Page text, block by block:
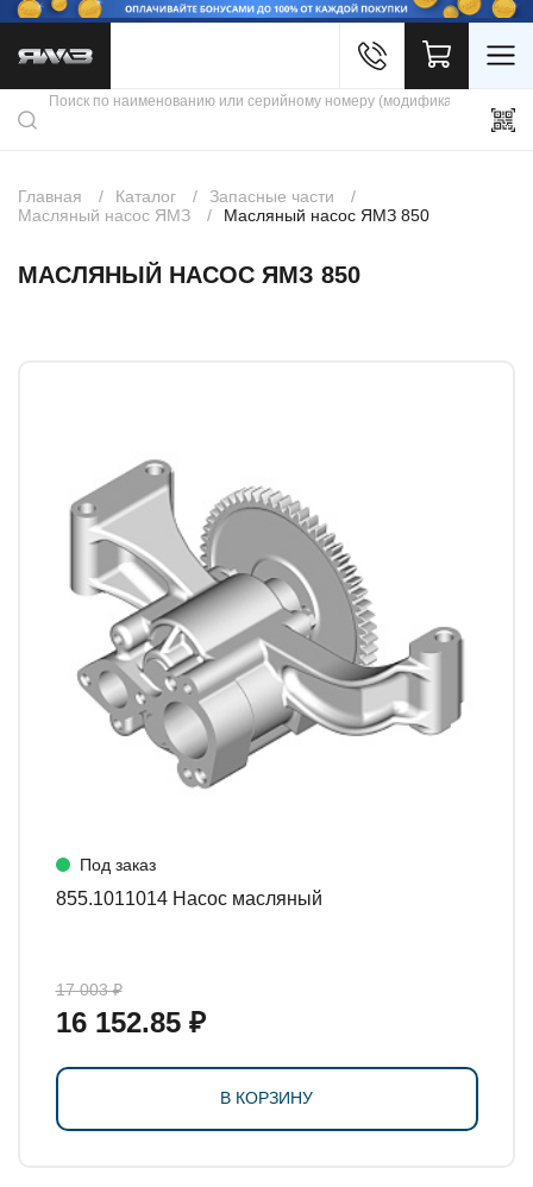
Каталог продукции
Скидки
Контакты
Главная Каталог
Запасные части
Масляный насос ЯМЗ
Масляный насос ЯМЗ 850
МАСЛЯНЫЙ НАСОС ЯМЗ 850
Под заказ
855.1011014 Насос масляный
17 003 ₽
16 152.85 ₽
В КОРЗИНУ